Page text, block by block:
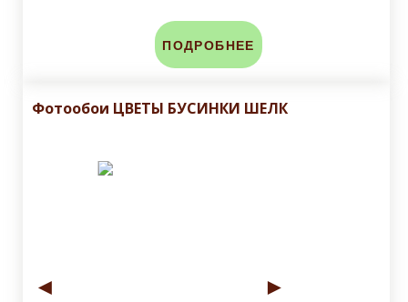
ПОДРОБНЕЕ
Фотообои ЦВЕТЫ БУСИНКИ ШЕЛК
◄ ►